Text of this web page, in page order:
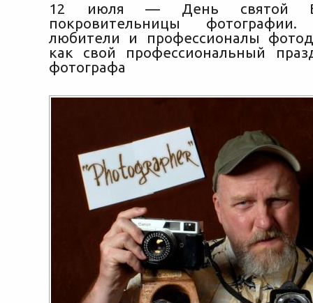
12 июля — День святой
покровительницы
любители и профессионалы
как свой профессиональный
фотографа